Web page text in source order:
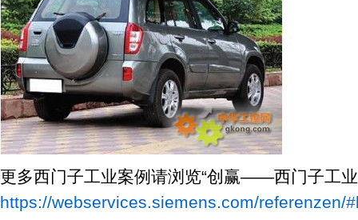
更多西门子工业案例请浏览“创赢——西门子工
https://webservices.siemens.com/referenzen/